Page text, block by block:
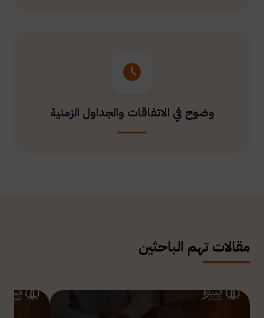
وضوح في الاتفاقات والجداول الزمنية
مقالات تهم الباحثين